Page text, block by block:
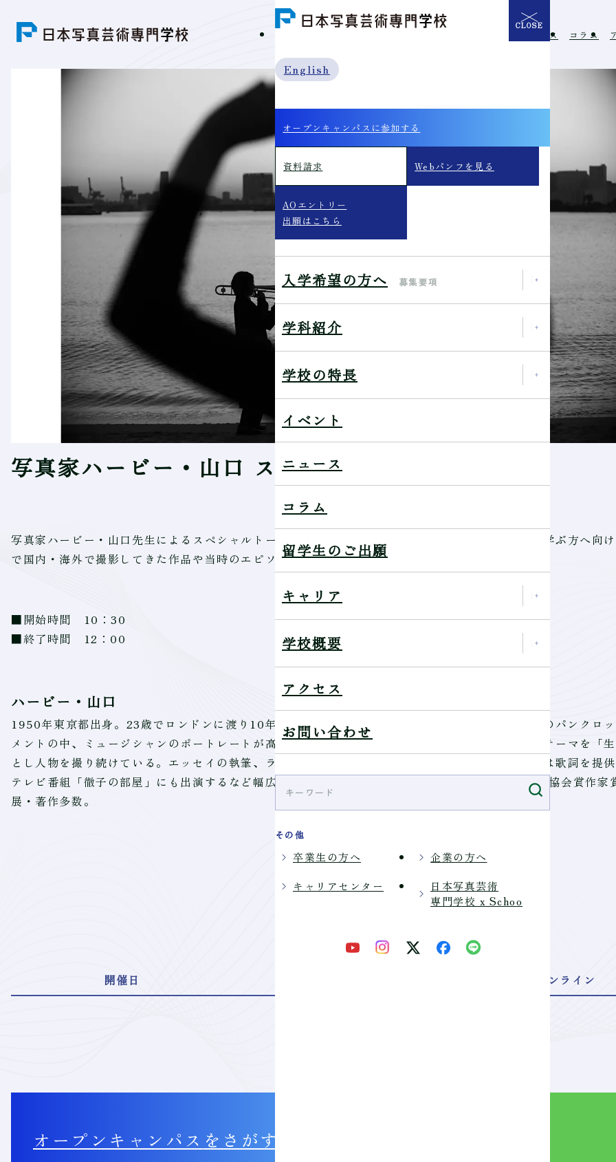
ニュース コラム
CLOSE
English
オープンキャンパスに参加する
資料請求 Webパンフを見る
AOエントリー
出願はこちら
入学希望の方へ 募集要項
学科紹介
学校の特長
イベント
ニュース
コラム
留学生のご出願
キャリア
学校概要
アクセス
お問い合わせ
その他
卒業生の方へ
企業の方へ
キャリアセンター
日本写真芸術
専門学校 x Schoo
写真家ハービー・山口 スペシャルトークショー
写真家ハービー・山口先生によるスペシャルトークショーです。写真が好きな人、これから写真を学ぶ方へ向
で国内・海外で撮影してきた作品や当時のエピソードについてお話いただきます。
■開始時間 10：30
■終了時間 12：00
ハービー・山口
1950年東京都出身。23歳でロンドンに渡り10年間在住、劇団の役者を経て写真家になる。折からのパンクロ
メントの中、ミュージシャンのポートレートが高く評価された。幼少期に患った病歴の末、写真のテーマを「
とし人物を撮り続けている。エッセイの執筆、ラジオのパーソナリティー、ギタリスト布袋寅泰には歌詞を提
テレビ番組「徹子の部屋」にも出演するなど幅広い年代層から指示されている。2011年度日本写真協会賞作家
展・著作多数。
ENTRY
開催日 オンライン
オープンキャンパス をさがす